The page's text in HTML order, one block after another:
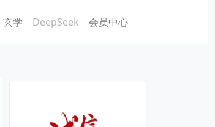
玄学 DeepSeek 会员中心